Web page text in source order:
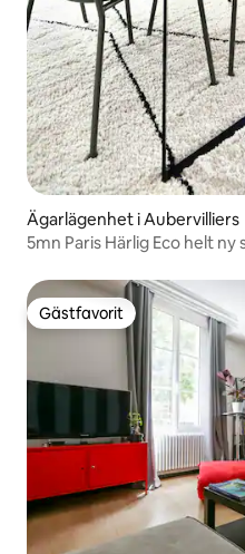
Ägarlägenhet i Aubervilliers
5mn Paris Härlig Eco helt
Gästfavorit
Gästfavorit